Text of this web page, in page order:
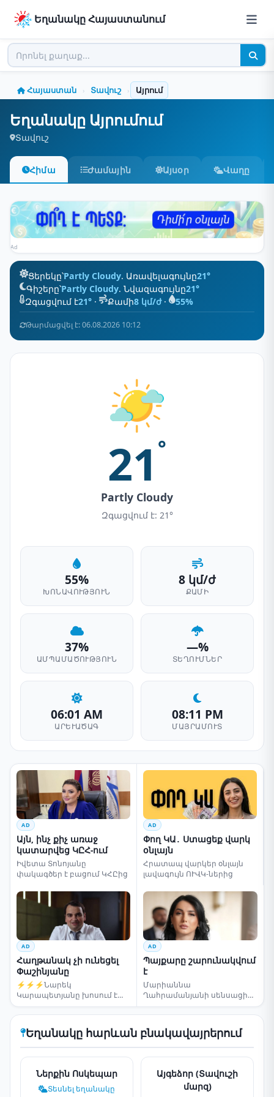
Եղանակը Հայաստանում
Հայաստան › Տավուշ › Այրում
Եղանակը Այրումում
Տավուշ
Հիմա Ժամային Այսօր Վաղը
Ad
Ցերեկը՝Partly Cloudy. Առավելագույնը21°
Գիշերը՝Partly Cloudy. Նվազագույնը21°
Զգացվում է21° · Քամի8 կմ/ժ· 55%
Թարմացվել է: 06.08.2026 10:12
21 °
Partly Cloudy
Զգացվում է: 21°
55%
ԽՈՆԱՎՈՒԹՅՈՒՆ
8 կմ/ժ
ՔԱՄԻ
37%
ԱՄՊԱՄԱԾՈՒԹՅՈՒՆ
—%
ՏԵՂՈՒՄՆԵՐ
06:01 AM
ԱՐԵՒԱԾԱԳ
08:11 PM
ՄԱՅՐԱՄՈՒՏ
AD
Այն, ինչ քիչ առաջ
կատարվեց ԿԸՀ-ում
Իվետա Տոնոյանը
փակագծեր է բացում ԿՀԸից
AD
Փող ԿԱ․ Ստացեք վարկ
օնլայն
Հրատապ վարկեր օնլայն
լավագույն ՈՒՎԿ-ներից
AD
Հաղթանակ չի ունեցել
Փաշինյանը
⚡⚡⚡Նարեկ
Կարապետյանը խոսում է
ընտրությունների մասին
AD
Պայքարը շարունակվում
է
Մարիաննա
Ղահրամանյանի սենսացիոն
կոչը
Եղանակը հարևան բնակավայրերում
Ներքին Ոսկեպար
Տեսնել եղանակը
Այգեձոր (Տավուշի
մարզ)